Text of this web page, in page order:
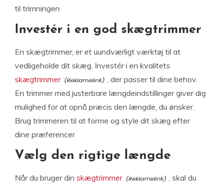
til trimningen
Investér i en god skægtrimmer
En skægtrimmer, er et uundværligt værktøj til at
vedligeholde dit skæg. Investér i en kvalitets
skægtrimmer
, der passer til dine behov.
En trimmer med justerbare længdeindstillinger giver dig
mulighed for at opnå præcis den længde, du ønsker.
Brug trimmeren til at forme og style dit skæg efter
dine præferencer
Vælg den rigtige længde
Når du bruger din skægtrimmer
, skal du